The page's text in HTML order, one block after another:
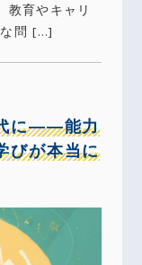
教育やキャリ
な問 […]
に――能力
びが本当に